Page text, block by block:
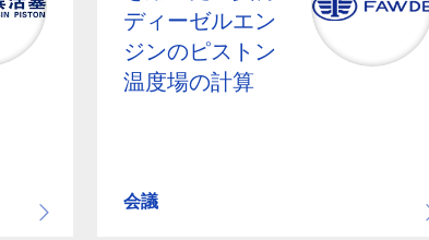
ディーゼルエン
ジンのピストン
温度場の計算
会議